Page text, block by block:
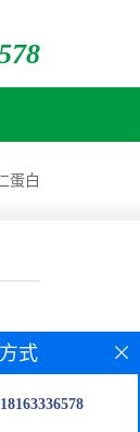
蛋白
式
18163336578